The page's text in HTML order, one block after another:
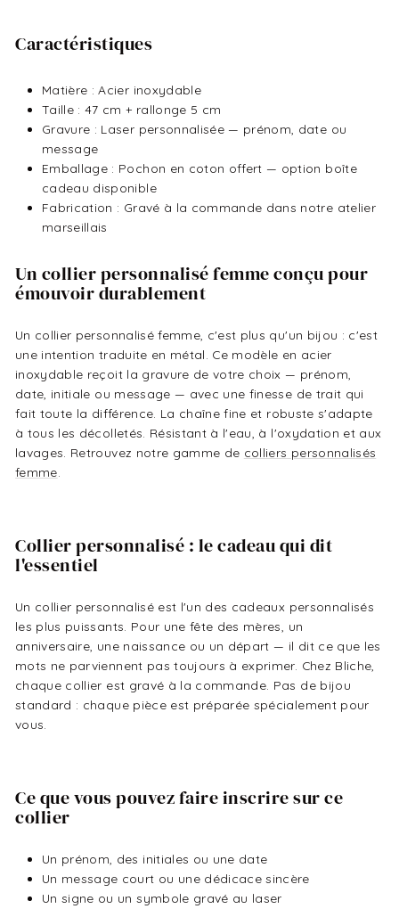
Caractéristiques
Matière : Acier inoxydable
Taille : 47 cm + rallonge 5 cm
Gravure : Laser personnalisée — prénom, date ou
message
Emballage : Pochon en coton offert — option boîte
cadeau disponible
Fabrication : Gravé à la commande dans notre atelier
marseillais
Un collier personnalisé femme conçu pour
émouvoir durablement
Un collier personnalisé femme, c'est plus qu'un bijou : c'est
une intention traduite en métal. Ce modèle en acier
inoxydable reçoit la gravure de votre choix — prénom,
date, initiale ou message — avec une finesse de trait qui
fait toute la différence. La chaîne fine et robuste s'adapte
à tous les décolletés. Résistant à l'eau, à l'oxydation et aux
lavages. Retrouvez notre gamme de colliers personnalisés
femme
Collier personnalisé : le cadeau qui dit
l'essentiel
Un collier personnalisé est l'un des cadeaux personnalisés
les plus puissants. Pour une fête des mères, un
anniversaire, une naissance ou un départ — il dit ce que les
mots ne parviennent pas toujours à exprimer. Chez Bliche,
chaque collier est gravé à la commande. Pas de bijou
standard : chaque pièce est préparée spécialement pour
vous.
Ce que vous pouvez faire inscrire sur ce
collier
Un prénom, des initiales ou une date
Un message court ou une dédicace sincère
Un signe ou un symbole gravé au laser